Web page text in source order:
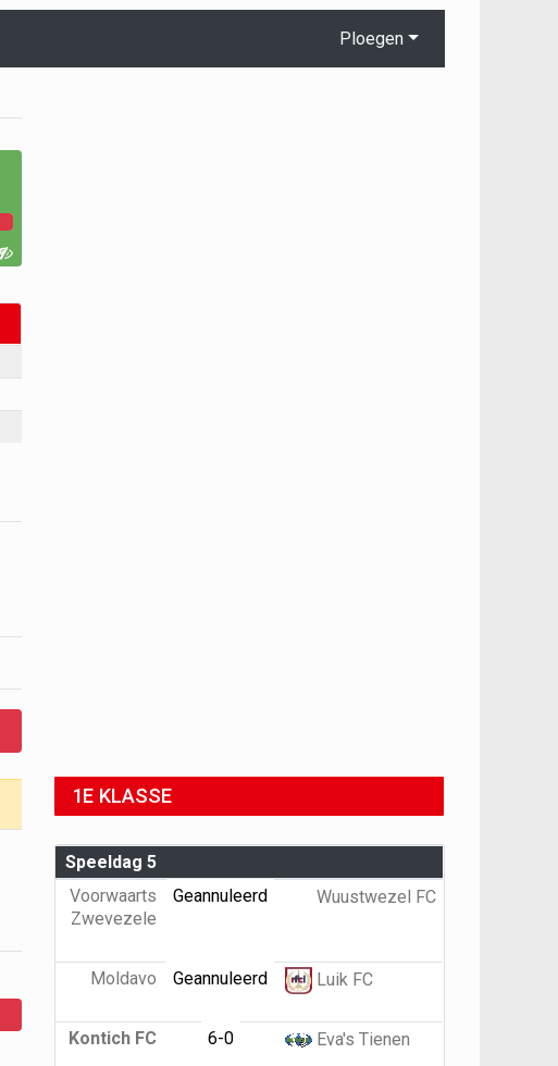
Ploegen
1E KLASSE
Speeldag 5
Voorwaarts
Zwevezele
Geannuleerd Wuustwezel FC
Moldavo Geannuleerd Luik FC
Kontich FC 6-0 Eva's Tienen